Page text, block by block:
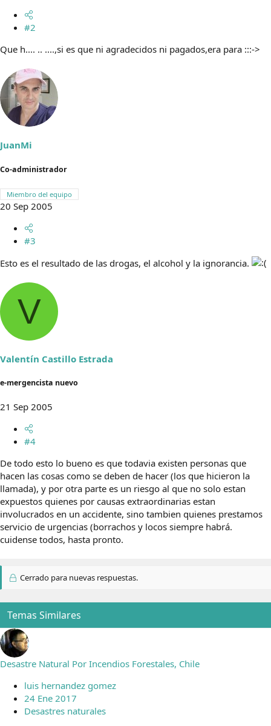
#2
Que h.... .. ....,si es que ni agradecidos ni pagados,era para :::->
JuanMi
Co-administrador
Miembro del equipo
20 Sep 2005
#3
Esto es el resultado de las drogas, el alcohol y la ignorancia.
V
Valentín Castillo Estrada
e-mergencista nuevo
21 Sep 2005
#4
De todo esto lo bueno es que todavia existen personas que
hacen las cosas como se deben de hacer (los que hicieron la
llamada), y por otra parte es un riesgo al que no solo estan
expuestos quienes por causas extraordinarias estan
involucrados en un accidente, sino tambien quienes prestamos
servicio de urgencias (borrachos y locos siempre habrá.
cuidense todos, hasta pronto.
Cerrado para nuevas respuestas.
Temas Similares
Desastre Natural Por Incendios Forestales, Chile
luis hernandez gomez
24 Ene 2017
Desastres naturales